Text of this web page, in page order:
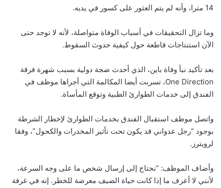
14 مترا، وأنه لم يتم العثور على كسور في يديه.
وما تزال التحقيقات في أسباب الوفاة متواصلة، لأنه لا توجد حتى
الآن استنتاجات قاطعة حول كيفية حدوث السقوط.
بعد تأكيد نبأ وفاة باين، الذي أحدث ضجة دولية بسبب شهرة فرقة
One Direction، تسربت أيضا المكالمة التي أجراها موظف في
الفندق إلى خدمات الطوارئ الطبية وتوقع المأساة.
واتصل موظف استقبال الفندق بخدمات الطوارئ لإخطار الشرطة
بوجود “رجل عدواني قد يكون تحت تأثير المخدرات والكحول”، وفقا
لرويترز.
وأضاف الموظف: “نحتاج إلى إرسال شخص ما على وجه السرعة،
لأنني لا أعرف ما إذا كانت حياة الضيف معرضة للخطر. إنه في غرفة